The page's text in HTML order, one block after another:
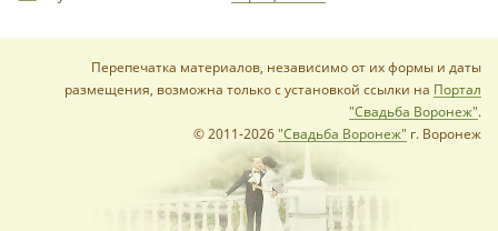
Перепечатка материалов, независимо от их формы и даты
размещения, возможна только с установкой ссылки на Портал
"Свадьба Воронеж".
© 2011-2026"Свадьба Воронеж" г. Воронеж